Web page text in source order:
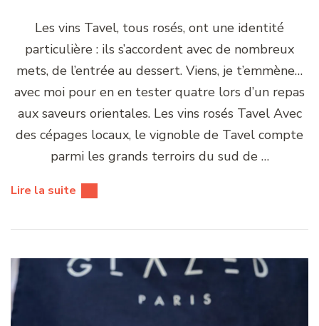
Les vins Tavel, tous rosés, ont une identité
particulière : ils s’accordent avec de nombreux
mets, de l’entrée au dessert. Viens, je t’emmène…
avec moi pour en en tester quatre lors d’un repas
aux saveurs orientales. Les vins rosés Tavel Avec
des cépages locaux, le vignoble de Tavel compte
parmi les grands terroirs du sud de …
Lire la suite